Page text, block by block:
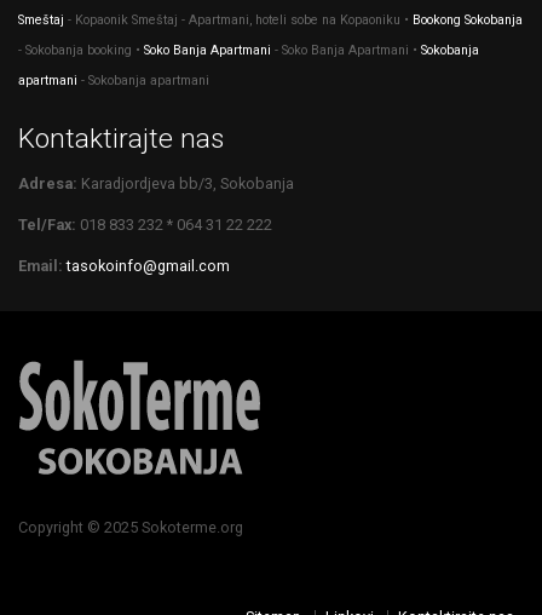
Smeštaj - Kopaonik Smeštaj - Apartmani, hoteli sobe na Kopaoniku • Bookong Sokobanja
- Sokobanja booking • Soko Banja Apartmani - Soko Banja Apartmani • Sokobanja
apartmani - Sokobanja apartmani
Kontaktirajte nas
Adresa: Karadjordjeva bb/3, Sokobanja
Tel/Fax: 018 833 232 * 064 31 22 222
Email: tasokoinfo@gmail.com
Copyright © 2025 Sokoterme.org